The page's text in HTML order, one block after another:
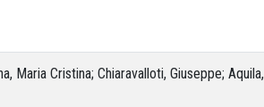
Maria Cristina; Chiaravalloti, Giuseppe;